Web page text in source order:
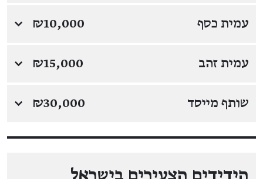
עמית כסף ₪10,000
↓
עמית זהב ₪15,000
↓
שותף מייסד ₪30,000
↓